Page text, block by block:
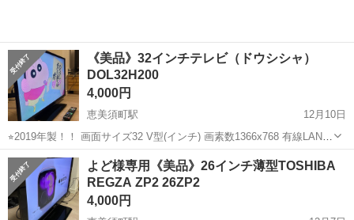
《美品》32インチテレビ（ドウシシャ）
DOL32H200
4,000円
恵美須町駅
12月10日
⭐︎2019年製！！ 画面サイズ32 V型(インチ) 画素数1366x768 有線LAN○
接続端子HDMI端子2端子 ARC対応 USB端子 1(録画用・JPEG再生用)
ヘッドホン出力端子○ 基本仕様 消費電力50 W ...
大阪 大阪市 恵美須町駅 テレビ ドウシシャ
よど様専用《美品》26インチ薄型TOSHIBA
REGZA ZP2 26ZP2
4,000円